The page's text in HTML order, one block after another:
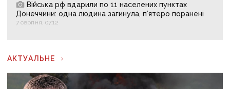
Війська рф вдарили по 11 населених пунктах
Донеччини: одна людина загинула, п’ятеро поранені
7 серпня, 07:12
АКТУАЛЬНЕ